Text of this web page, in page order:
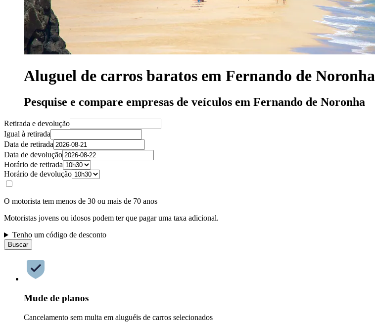
Aluguel de carros baratos em Fernando de Noronha
Pesquise e compare empresas de veículos em Fernando de Noronha
Retirada e devolução
Igual à retirada
Data de retirada
Data de devolução
Horário de retirada
Horário de devolução
O motorista tem menos de 30 ou mais de 70 anos
Motoristas jovens ou idosos podem ter que pagar uma taxa adicional.
Tenho um código de desconto
Buscar
Mude de planos
Cancelamento sem multa em aluguéis de carros selecionados